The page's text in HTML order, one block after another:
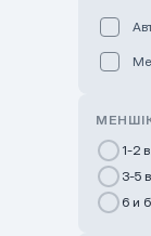
1-2
3-5
6 и